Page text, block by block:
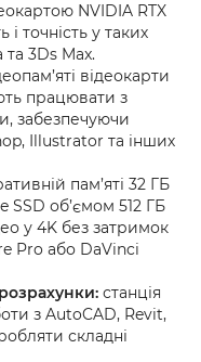
NVIDIA RTX
точність у таких
3Ds Max.
відеокарти
працювати з
забезпечуючи
Illustrator та інших
пам’яті 32 ГБ
SSD об’ємом 512 ГБ
у 4K без затримок
Pro або DaVinci
станція
з AutoCAD, Revit,
складні